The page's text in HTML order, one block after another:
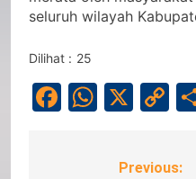
seluruh wilayah
Dilihat : 25
Facebook
X
NavigasiPrevious: